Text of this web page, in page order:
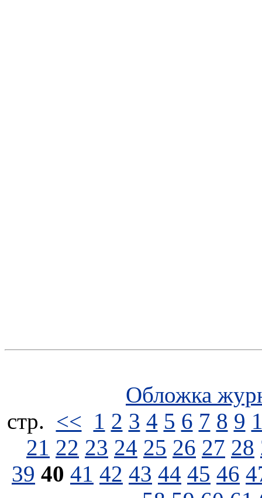
Обложка
стp. << 1 2 3 4 5 6 7 8 9
21 22 23 24 25 26 27 28
39 40 41 42 43 44 45 46